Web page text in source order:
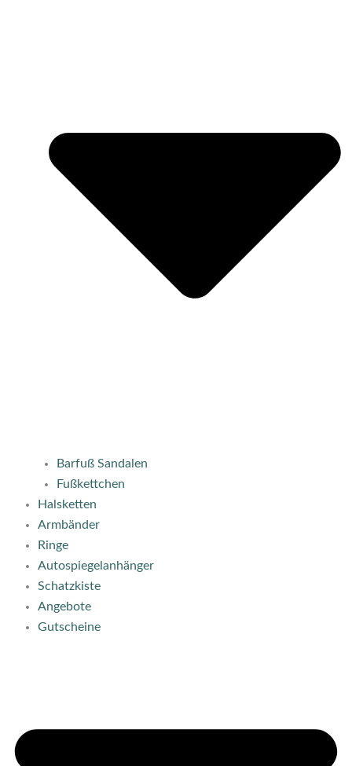
Barfuß Sandalen
Fußkettchen
Halsketten
Armbänder
Ringe
Autospiegelanhänger
Schatzkiste
Angebote
Gutscheine